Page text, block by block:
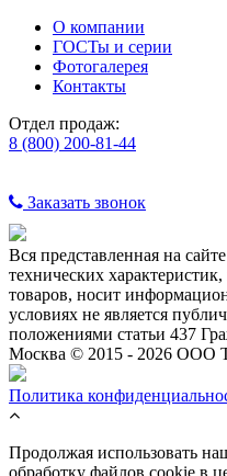
О компании
ГОСТы и серии
Фотогалерея
Контакты
Отдел продаж:
8 (800) 200-81-44
Заказать звонок
Вся представленная на
технических
товаров, носит
условиях не является
положениями статьи 437
Москва © 2015 - 2026 ООО
Политика
Продолжая использовать
обработку файлов cookie в